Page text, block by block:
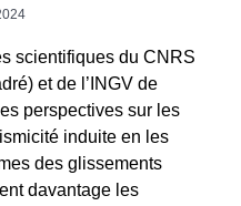
scientifiques du CNRS
et de l’INGV de
perspectives sur les
induite en les
des glissements
davantage les